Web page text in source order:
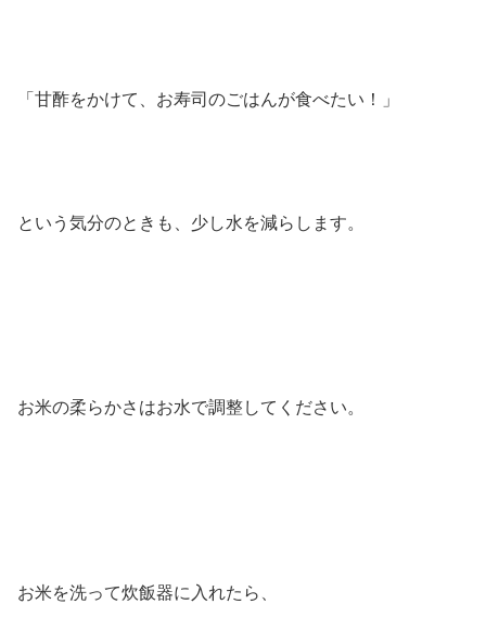
「甘酢をかけて、お寿司のごはんが食べたい！」
という気分のときも、少し水を減らします。
お米の柔らかさはお水で調整してください。
お米を洗って炊飯器に入れたら、